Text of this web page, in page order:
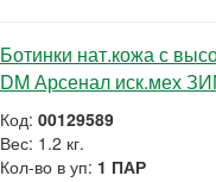
Ботинки нат.кожа с
DM Арсенал иск.мех
Код: 00129589
Вес: 1.2 кг.
Кол-во в уп: 1 ПАР